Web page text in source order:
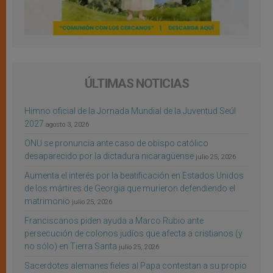
ÚLTIMAS NOTICIAS
Himno oficial de la Jornada Mundial de la Juventud Seúl
2027 agosto 3, 2026
ONU se pronuncia ante caso de obispo católico
desaparecido por la dictadura nicaragüense julio 25, 2026
Aumenta el interés por la beatificación en Estados Unidos
de los mártires de Georgia que murieron defendiendo el
matrimonio julio 25, 2026
Franciscanos piden ayuda a Marco Rubio ante
persecución de colonos judíos que afecta a cristianos (y
no sólo) en Tierra Santa julio 25, 2026
Sacerdotes alemanes fieles al Papa contestan a su propio